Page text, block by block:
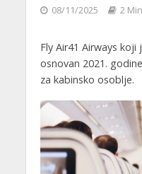
08/11/2025 2
Fly Air41 Airways
osnovan 2021.
za kabinsko osoblje.